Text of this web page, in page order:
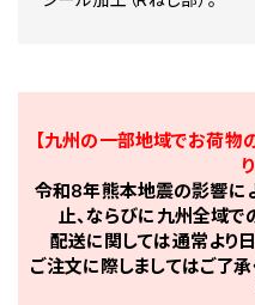
【九州の一部地域でお荷物
令和8年熊本地震の影響に
止、ならびに九州全域で
配送に関しては通常より
ご注文に際しましてはご了